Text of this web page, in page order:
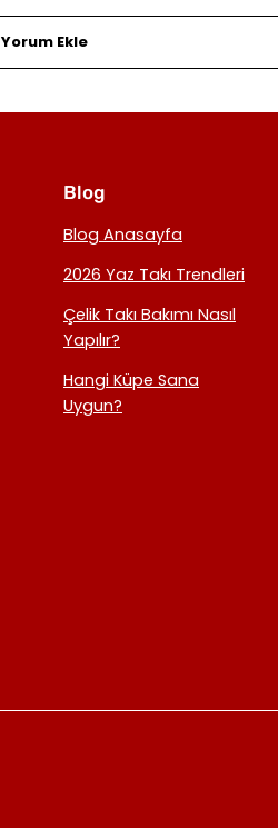
Yorum Ekle
Blog
Blog Anasayfa
2026 Yaz Takı Trendleri
Çelik Takı Bakımı Nasıl
Yapılır?
Hangi Küpe Sana
Uygun?